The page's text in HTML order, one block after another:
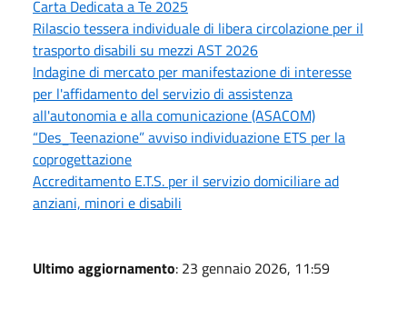
Carta Dedicata a Te 2025
Rilascio tessera individuale di libera circolazione per il
trasporto disabili su mezzi AST 2026
Indagine di mercato per manifestazione di interesse
per l'affidamento del servizio di assistenza
all'autonomia e alla comunicazione (ASACOM)
“Des_Teenazione” avviso individuazione ETS per la
coprogettazione
Accreditamento E.T.S. per il servizio domiciliare ad
anziani, minori e disabili
Ultimo aggiornamento: 23 gennaio 2026, 11:59